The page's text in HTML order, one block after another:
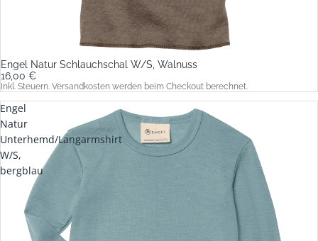
Engel Natur Schlauchschal W/S, Walnuss
16,00 €
Inkl. Steuern. Versandkosten werden beim Checkout berechnet.
Engel
Natur
Unterhemd/Langarmshirt
W/S,
bergblau